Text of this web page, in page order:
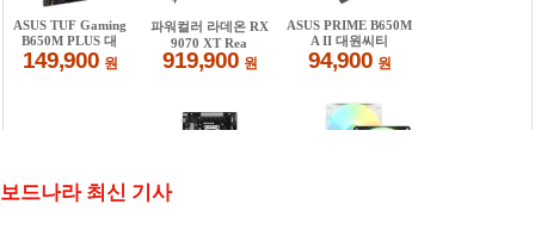
보드나라 최신 기사